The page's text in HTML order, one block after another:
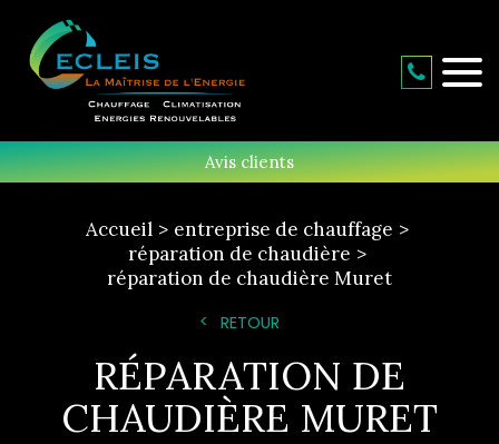
Avis clients
Accueil
entreprise de chauffage
réparation de chaudière
réparation de chaudière Muret
RETOUR
RÉPARATION DE
CHAUDIÈRE MURET